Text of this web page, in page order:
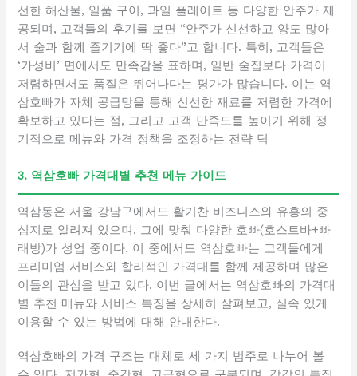
선한 해산물, 일품 구이, 과일 플레이트 등 다양한 안주가 제
공되며, 고객들의 후기를 보면 “안주가 신선하고 양도 많아
서 술과 함께 즐기기에 딱 좋다”고 합니다. 특히, 고객들은
‘가성비’ 면에서도 만족감을 표하며, 일반 술집보다 가격이
저렴하면서도 품질은 뛰어나다는 평가가 많습니다. 이는 역
삼호빠가 자체 공급망을 통해 신선한 재료를 저렴한 가격에
확보하고 있다는 점, 그리고 고객 만족도를 높이기 위해 정
기적으로 메뉴와 가격 정책을 조정하는 전략 덕
3. 역삼호빠 가격대별 추천 메뉴 가이드
역삼동은 서울 강남구에서도 활기찬 비즈니스와 유흥의 중
심지로 알려져 있으며, 그에 맞춰 다양한 호빠(호스트바+빠
래방)가 성업 중이다. 이 중에서도 역삼호빠는 고객들에게
프리미엄 서비스와 합리적인 가격대를 함께 제공하며 많은
이들의 관심을 받고 있다. 이번 글에서는 역삼호빠의 가격대
별 추천 메뉴와 서비스 특징을 상세히 살펴보고, 실속 있게
이용할 수 있는 방법에 대해 안내한다.
역삼호빠의 가격 구조는 대체로 세 가지 범주로 나누어 볼